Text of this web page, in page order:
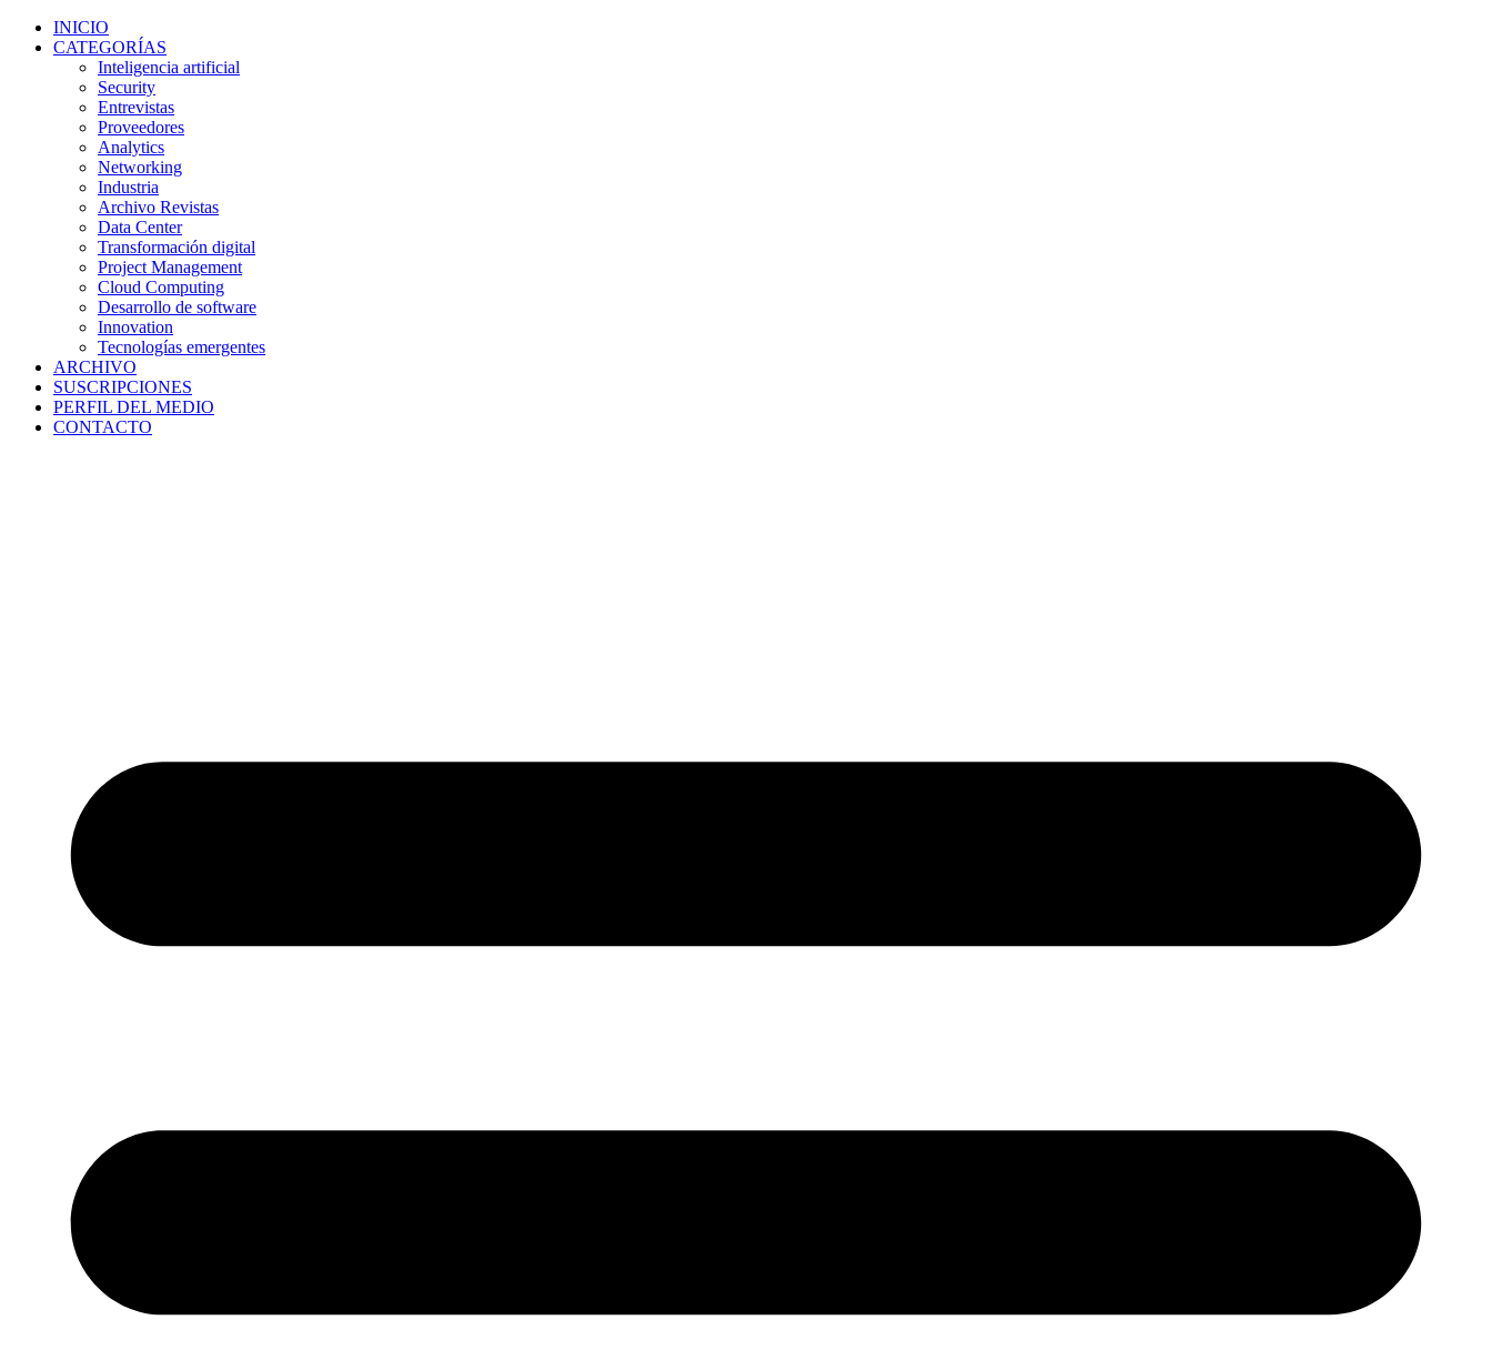
INICIO
CATEGORÍAS
Inteligencia artificial
Security
Entrevistas
Proveedores
Analytics
Networking
Industria
Archivo Revistas
Data Center
Transformación digital
Project Management
Cloud Computing
Desarrollo de software
Innovation
Tecnologías emergentes
ARCHIVO
SUSCRIPCIONES
PERFIL DEL MEDIO
CONTACTO